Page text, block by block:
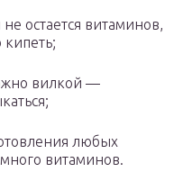
остается витаминов,
кипеть;
вилкой —
любых
витаминов.